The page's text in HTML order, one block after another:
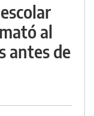
al
antes de